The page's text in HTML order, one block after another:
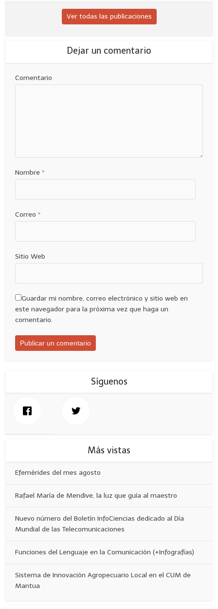
Ver todas las publicaciones
Dejar un comentario
Comentario
Nombre *
Correo *
Sitio Web
Guardar mi nombre, correo electrónico y sitio web en
este navegador para la próxima vez que haga un
comentario.
Síguenos
Más vistas
Efemérides del mes agosto
Rafael María de Mendive, la luz que guía al maestro
Nuevo número del Boletín InfoCiencias dedicado al Día
Mundial de las Telecomunicaciones
Funciones del Lenguaje en la Comunicación (+Infografías)
Sistema de Innovación Agropecuario Local en el CUM de
Mantua